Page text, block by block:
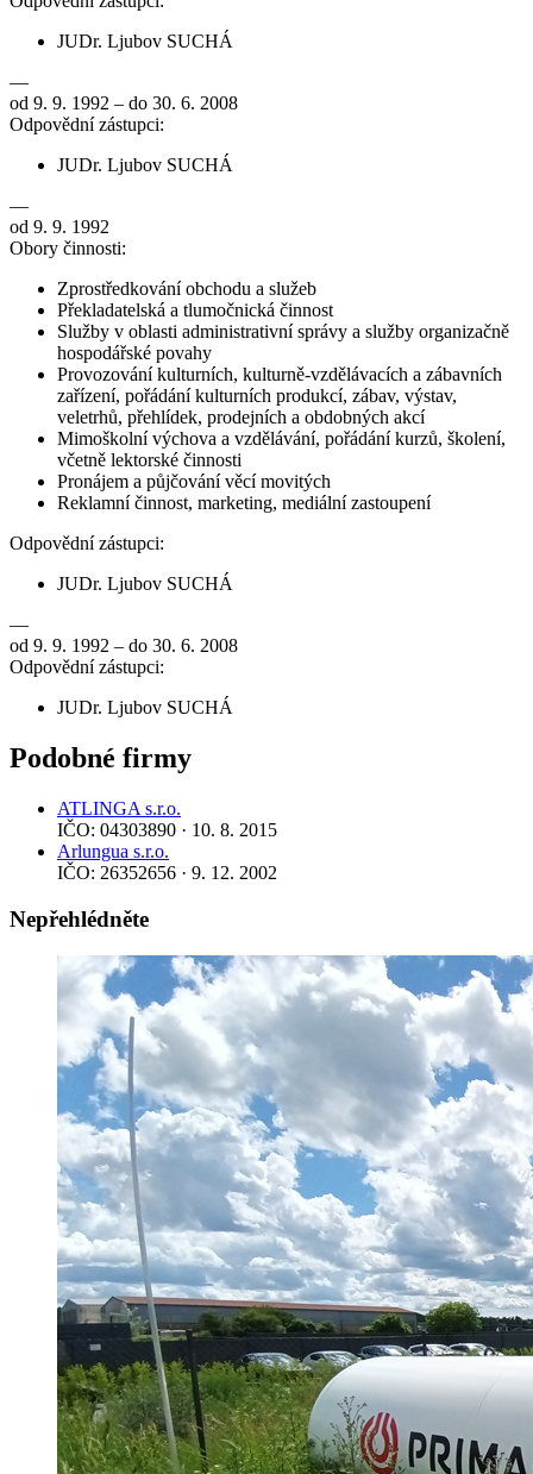
JUDr. Ljubov SUCHÁ
—
od 9. 9. 1992 – do 30. 6. 2008
Odpovědní zástupci:
JUDr. Ljubov SUCHÁ
—
od 9. 9. 1992
Obory činnosti:
Zprostředkování obchodu a služeb
Překladatelská a tlumočnická činnost
Služby v oblasti administrativní správy a služby organizačně
hospodářské povahy
Provozování kulturních, kulturně-vzdělávacích a zábavních
zařízení, pořádání kulturních produkcí, zábav, výstav,
veletrhů, přehlídek, prodejních a obdobných akcí
Mimoškolní výchova a vzdělávání, pořádání kurzů, školení,
včetně lektorské činnosti
Pronájem a půjčování věcí movitých
Reklamní činnost, marketing, mediální zastoupení
Odpovědní zástupci:
JUDr. Ljubov SUCHÁ
—
od 9. 9. 1992 – do 30. 6. 2008
Odpovědní zástupci:
JUDr. Ljubov SUCHÁ
Podobné firmy
ATLINGA s.r.o.
IČO: 04303890 · 10. 8. 2015
Arlungua s.r.o.
IČO: 26352656 · 9. 12. 2002
Nepřehlédněte